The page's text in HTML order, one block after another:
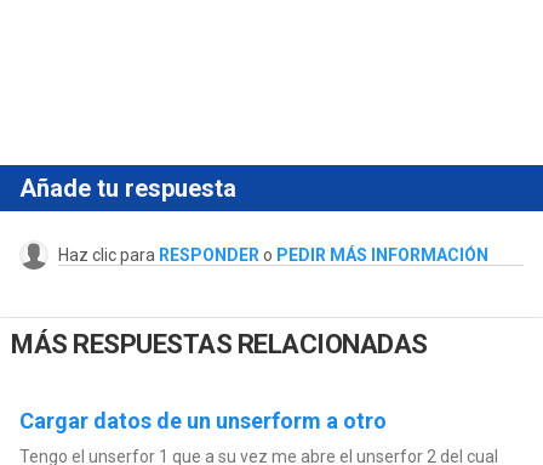
Añade tu respuesta
Haz clic para RESPONDER o PEDIR MÁS INFORMACIÓN
MÁS RESPUESTAS RELACIONADAS
Cargar datos de un unserform a otro
Tengo el unserfor 1 que a su vez me abre el unserfor 2 del cual